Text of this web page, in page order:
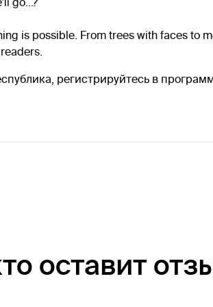
is possible. From trees with faces to
регистрируйтесь в
оставит